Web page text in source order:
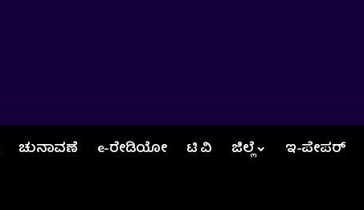
ಚುನಾವಣೆ e-ರೇಡಿಯೋ ಟಿ ವಿ ಜಿಲ್ಲೆ ಇ-ಪೇಪರ್